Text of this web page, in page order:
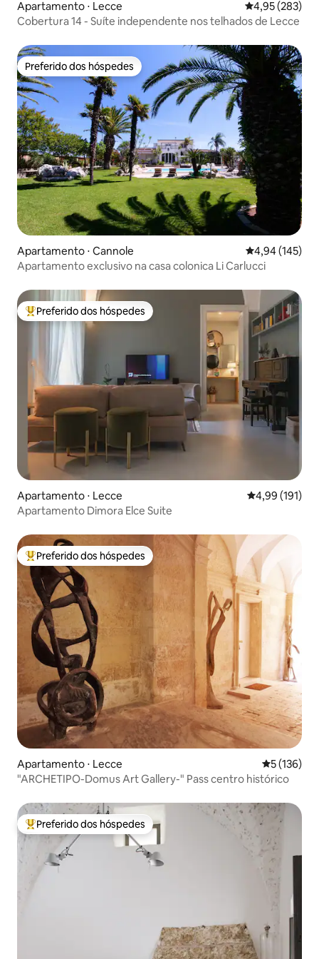
Apartamento ⋅ Lecce 4,95 de uma
4,95 (283)
Cobertura 14 - Suíte independente nos telhados de Lecce
Preferido dos hóspedes
Preferido dos hóspedes
Apartamento ⋅ Cannole 4,94 de uma
4,94 (145)
Apartamento exclusivo na casa colonica Li Carlucci
Entre os melhores preferidos dos hóspedes
Preferido dos hóspedes
Apartamento ⋅ Lecce 4,99 de uma
4,99 (191)
Apartamento Dimora Elce Suite
Entre os melhores preferidos dos hóspedes
Preferido dos hóspedes
Apartamento ⋅ Lecce 5 de uma
5 (136)
"ARCHETIPO-Domus Art Gallery-" Pass centro histórico
Entre os melhores preferidos dos hóspedes
Preferido dos hóspedes